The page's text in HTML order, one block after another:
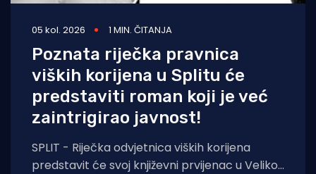
05 kol. 2026 1 MIN. ČITANJA
Poznata riječka pravnica
viških korijena u Splitu će
predstaviti roman koji je već
zaintrigirao javnost!
SPLIT - Riječka odvjetnica viških korijena
predstavit će svoj književni prvijenac u Velikoj